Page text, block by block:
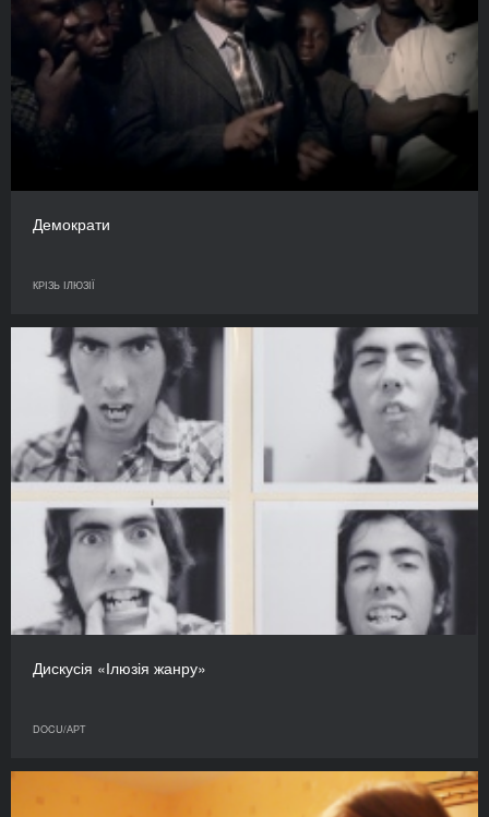
Демократи
КРІЗЬ ІЛЮЗІЇ
Дискусія «Ілюзія жанру»
DOCU/АРТ